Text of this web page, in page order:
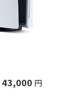
43,000 円